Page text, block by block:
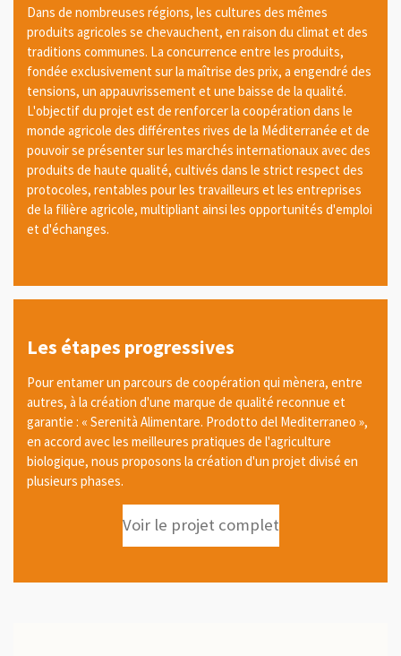
Dans de nombreuses régions, les cultures des mêmes
produits agricoles se chevauchent, en raison du climat et des
traditions communes. La concurrence entre les produits,
fondée exclusivement sur la maîtrise des prix, a engendré des
tensions, un appauvrissement et une baisse de la qualité.
L'objectif du projet est de renforcer la coopération dans le
monde agricole des différentes rives de la Méditerranée et de
pouvoir se présenter sur les marchés internationaux avec des
produits de haute qualité, cultivés dans le strict respect des
protocoles, rentables pour les travailleurs et les entreprises
de la filière agricole, multipliant ainsi les opportunités d'emploi
et d'échanges.
Les étapes progressives
Pour entamer un parcours de coopération qui mènera, entre
autres, à la création d'une marque de qualité reconnue et
garantie : « Serenità Alimentare. Prodotto del Mediterraneo »,
en accord avec les meilleures pratiques de l'agriculture
biologique, nous proposons la création d'un projet divisé en
plusieurs phases.
Voir le projet complet